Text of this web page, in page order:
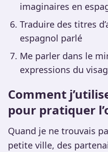
imaginaires en
Traduire des titres
espagnol parlé
Me parler dans le
expressions du
Comment
pour pratiquer
Quand je ne trouvais
petite ville, des